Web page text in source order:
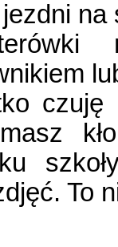
czuję
To